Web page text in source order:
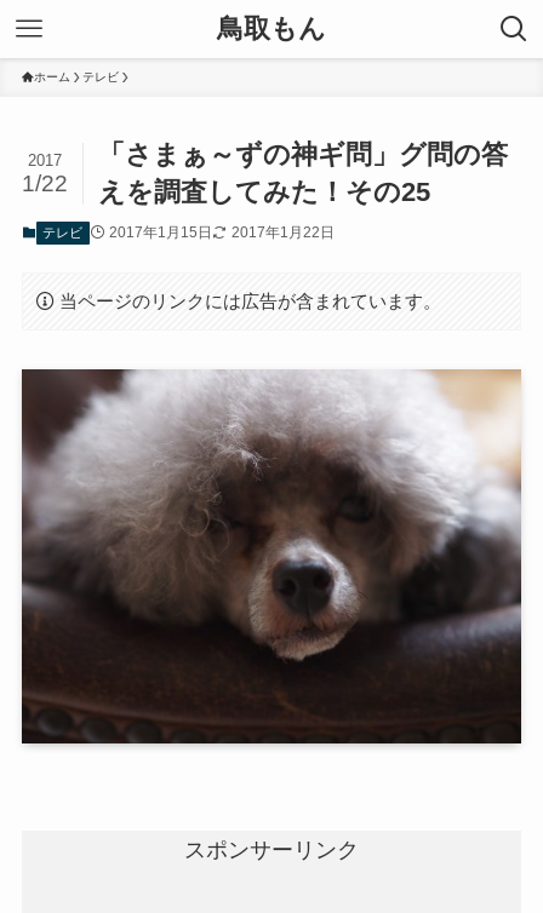
鳥取もん
ホーム テレビ
「さまぁ～ずの神ギ問」グ問の答
えを調査してみた！その25
2017
1/22
テレビ 2017年1月15日 2017年1月22日
当ページのリンクには広告が含まれています。
スポンサーリンク